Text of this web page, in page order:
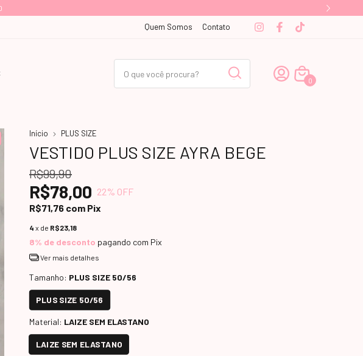
Quem Somos Contato
0
Início PLUS SIZE
VESTIDO PLUS SIZE AYRA BEGE
R$99,90
R$78,00 22% OFF
R$71,76 com Pix
4 x de R$23,18
8% de desconto pagando com Pix
Ver mais detalhes
Tamanho: PLUS SIZE 50/56
PLUS SIZE 50/56
Material: LAIZE SEM ELASTANO
LAIZE SEM ELASTANO